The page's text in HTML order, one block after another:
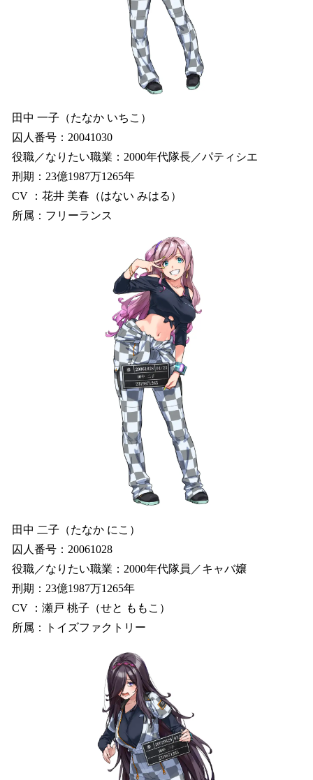
田中 一子（たなか いちこ）
囚人番号：20041030
役職／なりたい職業：2000年代隊長／パティシエ
刑期：23億1987万1265年
CV ：花井 美春（はない みはる）
所属：フリーランス
田中 二子（たなか にこ）
囚人番号：20061028
役職／なりたい職業：2000年代隊員／キャバ嬢
刑期：23億1987万1265年
CV ：瀬戸 桃子（せと ももこ）
所属：トイズファクトリー